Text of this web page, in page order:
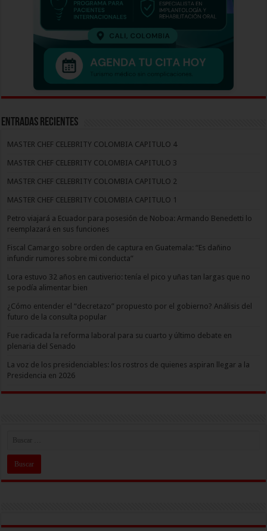
Entradas recientes
MASTER CHEF CELEBRITY COLOMBIA CAPITULO 4
MASTER CHEF CELEBRITY COLOMBIA CAPITULO 3
MASTER CHEF CELEBRITY COLOMBIA CAPITULO 2
MASTER CHEF CELEBRITY COLOMBIA CAPITULO 1
Petro viajará a Ecuador para posesión de Noboa: Armando Benedetti lo
reemplazará en sus funciones
Fiscal Camargo sobre orden de captura en Guatemala: “Es dañino
infundir rumores sobre mi conducta”
Lora estuvo 32 años en cautiverio: tenía el pico y uñas tan largas que no
se podía alimentar bien
¿Cómo entender el “decretazo” propuesto por el gobierno? Análisis del
futuro de la consulta popular
Fue radicada la reforma laboral para su cuarto y último debate en
plenaria del Senado
La voz de los presidenciables: los rostros de quienes aspiran llegar a la
Presidencia en 2026